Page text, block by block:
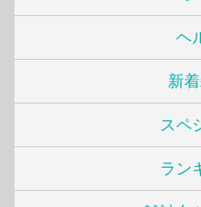
ヘ
新
スペ
ラン